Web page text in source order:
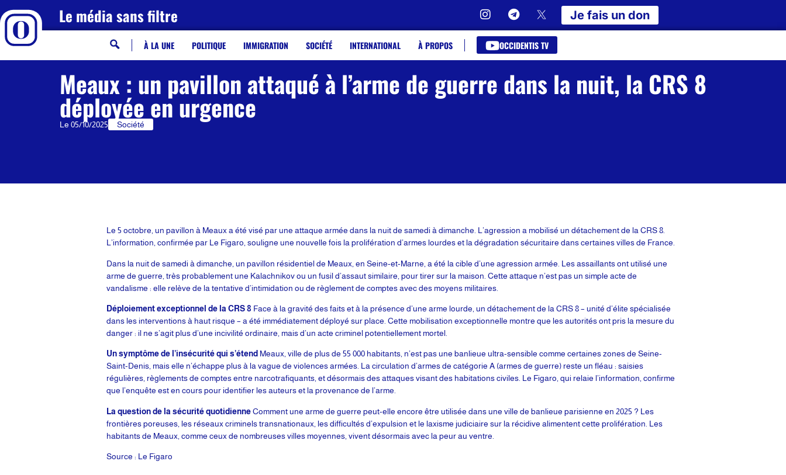
Le média sans filtre Je fais un don
À LA UNE POLITIQUE IMMIGRATION SOCIÉTÉ INTERNATIONAL À PROPOS OCCIDENTIS TV
Meaux : un pavillon attaqué à l’arme de guerre dans la nuit, la CRS 8
déployée en urgence
Le 05/10/2025 Société
Le 5 octobre, un pavillon à Meaux a été visé par une attaque armée dans la nuit de samedi à dimanche. L’agression a mobilisé un détachement de la CRS 8.
L’information, confirmée par Le Figaro, souligne une nouvelle fois la prolifération d’armes lourdes et la dégradation sécuritaire dans certaines villes de France.
Dans la nuit de samedi à dimanche, un pavillon résidentiel de Meaux, en Seine-et-Marne, a été la cible d’une agression armée. Les assaillants ont utilisé une
arme de guerre, très probablement une Kalachnikov ou un fusil d’assaut similaire, pour tirer sur la maison. Cette attaque n’est pas un simple acte de
vandalisme : elle relève de la tentative d’intimidation ou de règlement de comptes avec des moyens militaires.
Déploiement exceptionnel de la CRS 8 Face à la gravité des faits et à la présence d’une arme lourde, un détachement de la CRS 8 – unité d’élite spécialisée
dans les interventions à haut risque – a été immédiatement déployé sur place. Cette mobilisation exceptionnelle montre que les autorités ont pris la mesure du
danger : il ne s’agit plus d’une incivilité ordinaire, mais d’un acte criminel potentiellement mortel.
Un symptôme de l’insécurité qui s’étend Meaux, ville de plus de 55 000 habitants, n’est pas une banlieue ultra-sensible comme certaines zones de Seine-
Saint-Denis, mais elle n’échappe plus à la vague de violences armées. La circulation d’armes de catégorie A (armes de guerre) reste un fléau : saisies
régulières, règlements de comptes entre narcotrafiquants, et désormais des attaques visant des habitations civiles. Le Figaro, qui relaie l’information, confirme
que l’enquête est en cours pour identifier les auteurs et la provenance de l’arme.
La question de la sécurité quotidienneComment une arme de guerre peut-elle encore être utilisée dans une ville de banlieue parisienne en 2025 ? Les
frontières poreuses, les réseaux criminels transnationaux, les difficultés d’expulsion et le laxisme judiciaire sur la récidive alimentent cette prolifération. Les
habitants de Meaux, comme ceux de nombreuses villes moyennes, vivent désormais avec la peur au ventre.
Source : Le Figaro